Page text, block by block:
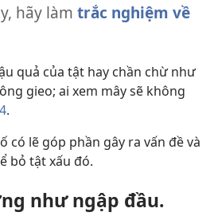
hãy làm trắc nghiệm về
quả của tật hay chần chừ như
gieo; ai xem mây sẽ không
.
có lẽ góp phần gây ra vấn đề và
bỏ tật xấu đó.
như ngập đầu.